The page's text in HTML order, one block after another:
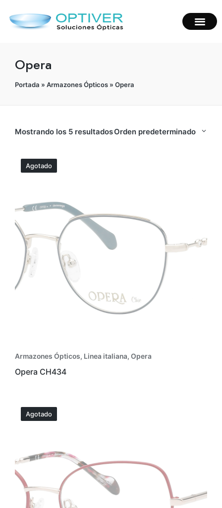
Opera
Portada » Armazones Ópticos » Opera
Mostrando los 5 resultadosOrden predeterminado
Agotado
Armazones Ópticos, Linea italiana, Opera
Opera CH434
Agotado